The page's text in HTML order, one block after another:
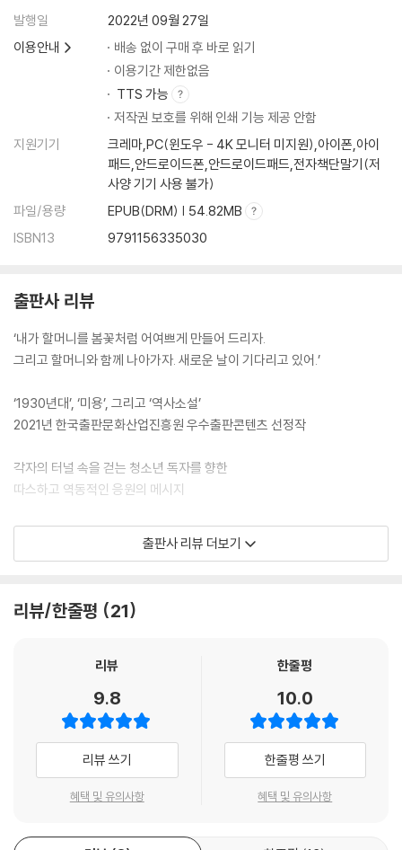
발행일
2022년 09월 27일
이용안내
배송 없이 구매 후 바로 읽기
이용기간 제한없음
TTS 가능
저작권 보호를 위해 인쇄 기능 제공 안함
지원기기
크레마,PC(윈도우 - 4K 모니터 미지원),아이폰,아이
패드,안드로이드폰,안드로이드패드,전자책단말기(저
사양 기기 사용 불가)
파일/용량
EPUB(DRM) | 54.82MB
ISBN13
9791156335030
출판사 리뷰
‘내가 할머니를 봄꽃처럼 어여쁘게 만들어 드리자.
그리고 할머니와 함께 나아가자. 새로운 날이 기다리고 있어.’
‘1930년대’, ‘미용’, 그리고 ‘역사소설’
2021년 한국출판문화산업진흥원 우수출판콘텐츠 선정작
각자의 터널 속을 걷는 청소년 독자를 향한
따스하고 역동적인 응원의 메시지
《경성 최고 화신미용실입니다》는 실제 인물과 실제 사건을 모티프로 한 역
사소설임과 동시에 소녀 인덕이의 성장 과정을 그린 성장소설이다. 모든
감싸는 한 줄기 빛이 있었기에 인덕이의 피땀 어린 노력은 시련을 딛고 날
실에서 함께 배우며 동고동락한 동료 견습생들, 동네 사람들까지…… 어두
작중 인덕이 할머니가 바랐던 “우리 아이들이 자기 꿈을 이루기 위해 공평
하게 노력하고 경쟁하는 세상, 그리고 자기가 원하는 바를 결국 이루어 내
는 세상”이 온전히 왔다고 말하기에는, 여전히 불의와 차별이 만연한 세상
이다. 그렇기에 《경성 최고 화신미용실입니다》는 그저 흥미로운 옛날이야
기로 읽히지만은 않는다. 그런 세상 앞에 선 청소년들에게 《경성 최고 화신
“하고 싶은 게 뭔지 몰라 괴로울 때, 하고 싶은 이유보다는 해서는 안 되는
출판사 리뷰 더보기
리뷰/한줄평 21
리뷰
9.8
리뷰 쓰기
혜택 및 유의사항
한줄평
10.0
한줄평 쓰기
혜택 및 유의사항